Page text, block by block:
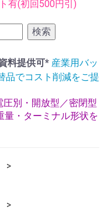
有(初回500円引)
検索
料提供可* 産業用バッ
品でコスト削減をご提
別・開放型／密閉型
量・ターミナル形状を